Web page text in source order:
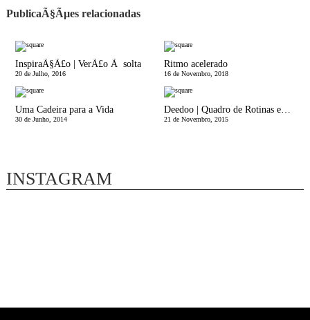
PublicaÃ§Ãµes relacionadas
InspiraÃ§Ã£o | VerÃ£o Ã solta
20 de Julho, 2016
Ritmo acelerado
16 de Novembro, 2018
Uma Cadeira para a Vida
30 de Junho, 2014
Deedoo | Quadro de Rotinas em FamÃ­lia
21 de Novembro, 2015
INSTAGRAM